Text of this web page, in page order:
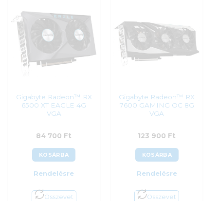
AMD Radeon
Garanciaidő:
24 hónap
74 900
Gyártó:
PowerColor
Garanciaidő:
36 hónap
ÁFA:27%
Azonosító:51809
Gigabyte Radeon™ RX
6500 XT EAGLE 4G
VGA
84 700 Ft
KOSÁRBA
Rendelésre
Összevet
Gigabyte Radeon™ RX
7600 GAMING OC 8G
VGA
123 900 Ft
KOSÁRBA
Rendelésre
Összevet